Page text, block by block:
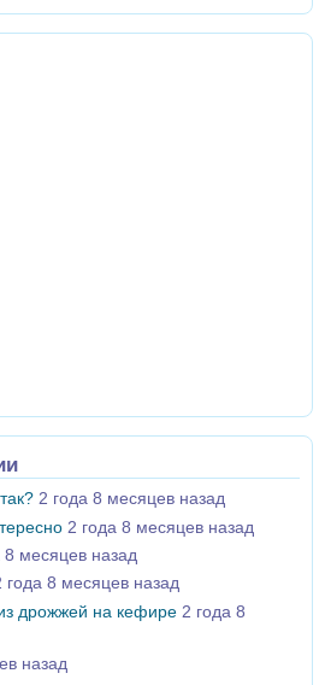
2 года 8 месяцев назад
2 года 8 месяцев назад
8 месяцев назад
года 8 месяцев назад
дрожжей на кефире 2 года 8
назад